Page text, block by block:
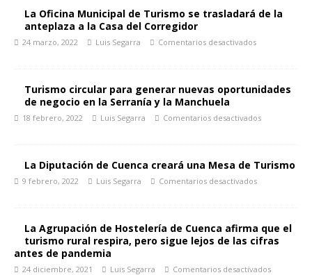
La Oficina Municipal de Turismo se trasladará de la
anteplaza a la Casa del Corregidor
24 marzo, 2022 Luis Segarra Comentarios desactivados
Turismo circular para generar nuevas oportunidades
de negocio en la Serranía y la Manchuela
18 febrero, 2022 Luis Segarra Comentarios desactivados
La Diputación de Cuenca creará una Mesa de Turismo
9 febrero, 2022 Luis Segarra Comentarios desactivados
La Agrupación de Hostelería de Cuenca afirma que el
turismo rural respira, pero sigue lejos de las cifras
antes de pandemia
24 diciembre, 2021 Luis Segarra Comentarios desactivados